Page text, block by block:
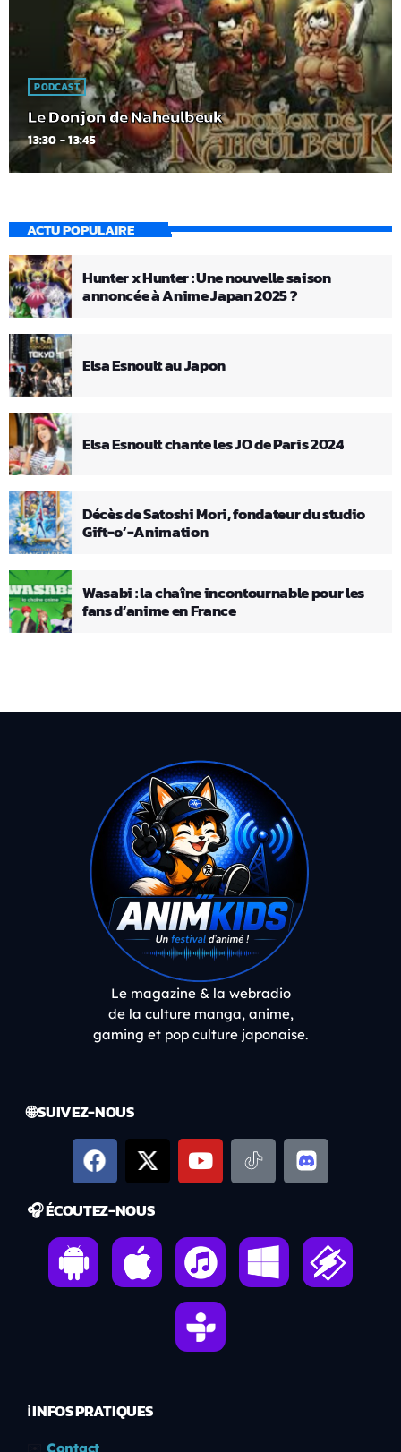
PODCAST
Le Donjon de Naheulbeuk
13:30 - 13:45
ACTU POPULAIRE
Hunter x Hunter : Une nouvelle saison
annoncée à Anime Japan 2025 ?
Elsa Esnoult au Japon
Elsa Esnoult chante les JO de Paris 2024
Décès de Satoshi Mori, fondateur du studio
Gift-o’-Animation
Wasabi : la chaîne incontournable pour les
fans d’anime en France
Le magazine & la webradio
de la culture manga, anime,
gaming et pop culture japonaise.
🌐 SUIVEZ-NOUS
🎧 ÉCOUTEZ-NOUS
ℹ️ INFOS PRATIQUES
Contact